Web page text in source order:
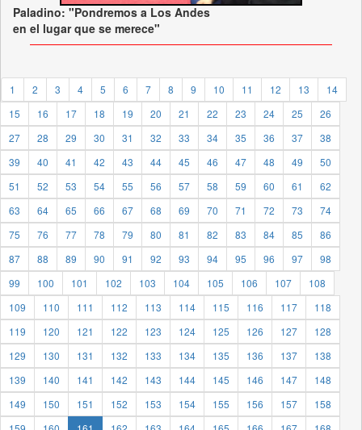
Paladino: "Pondremos a Los Andes
en el lugar que se merece"
1 2 3 4 5 6 7 8 9 10 11 12 13
14
15
16 17 18 19 20 21 22 23 24 25
26
27
28 29 30 31 32 33 34 35 36 37
38
39
40 41 42 43 44 45 46 47 48 49
50
51
52 53 54 55 56 57 58 59 60 61
62
63
64 65 66 67 68 69 70 71 72 73
74
75
76 77 78 79 80 81 82 83 84 85
86
87
88 89 90 91 92 93 94 95 96 97
98
99
100 101 102 103 104 105 106 107
108
109
110 111 112 113 114 115 116 117
118
119
120 121 122 123 124 125 126 127
128
129
130 131 132 133 134 135 136 137
138
139
140 141 142 143 144 145 146 147
148
149
150 151 152 153 154 155 156 157
158